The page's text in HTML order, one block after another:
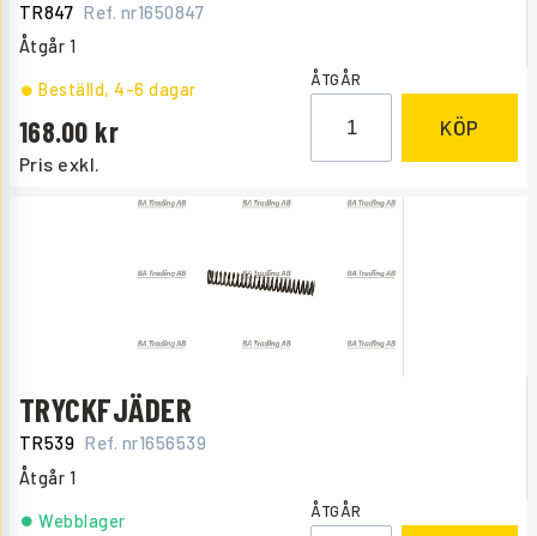
TR847 Ref. nr1650847
Åtgår 1
Pris exkl.
168.00
Beställd, 4-6 dagar ÅTGÅR
KÖP
TRYCKFJÄDER
TR539 Ref. nr1656539
Åtgår 1
Webblager ÅTGÅR